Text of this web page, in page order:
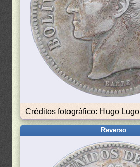
Créditos fotográfico: Hugo Lugo
Reverso